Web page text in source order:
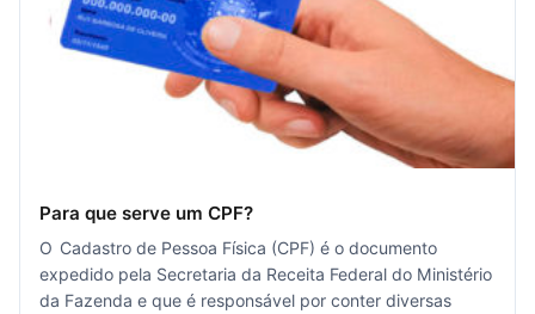
Para que serve um CPF?
O Cadastro de Pessoa Física (CPF) é o documento
expedido pela Secretaria da Receita Federal do Ministério
da Fazenda e que é responsável por conter diversas